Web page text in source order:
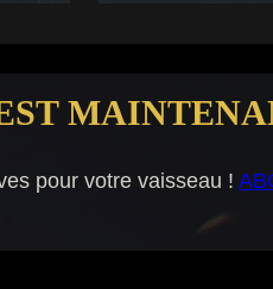
pour votre vaisseau !